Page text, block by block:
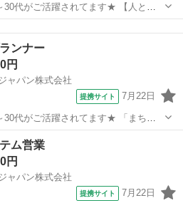
ご活躍されてます★ 【人との
づく】営業デビューでも全力サポー
所有
ンナー
円
ャパン株式会社
提携サイト 7月22日
ご活躍されてます★ 「まちづ
題解決に向き合っている当社にて、
ム企画」「販売」をお任せします♪
ム営業
円
ャパン株式会社
提携サイト 7月22日